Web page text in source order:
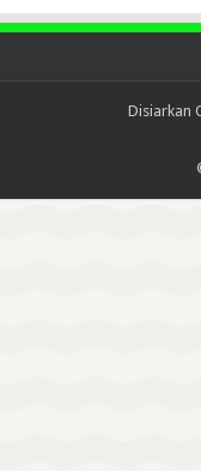
Disiarkan